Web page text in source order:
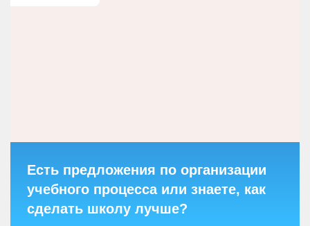
Есть предложения по организации
учебного процесса или знаете, как
сделать школу лучше?